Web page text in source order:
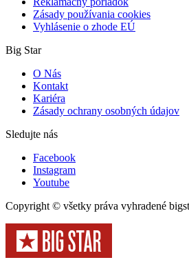
Zásady používania cookies
Vyhlásenie o zhode EÚ
Big Star
O Nás
Kontakt
Kariéra
Zásady ochrany osobných údajov
Sledujte nás
Facebook
Instagram
Youtube
Copyright © všetky práva vyhradené